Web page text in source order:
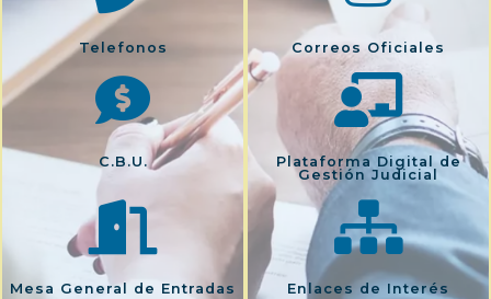
Telefonos Correos Oficiales
C.B.U.
Plataforma Digital de
Gestión Judicial
Mesa General de Entradas Enlaces de Interés